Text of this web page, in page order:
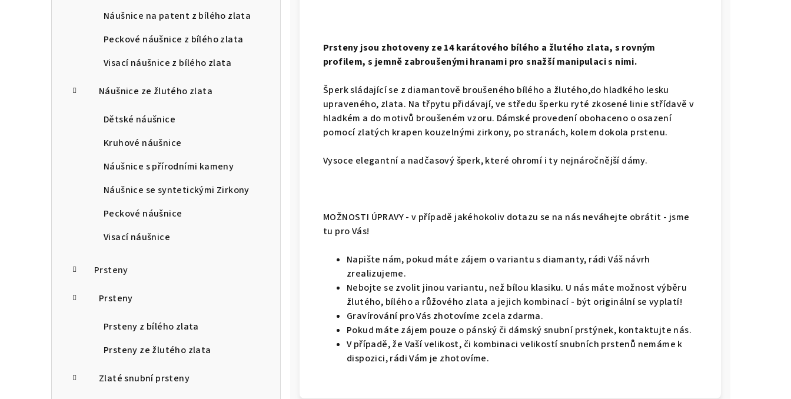
Náušnice na patent z bílého zlata
Peckové náušnice z bílého zlata
Visací náušnice z bílého zlata
Náušnice ze žlutého zlata
Dětské náušnice
Kruhové náušnice
Náušnice s přírodními kameny
Náušnice se syntetickými Zirkony
Peckové náušnice
Visací náušnice
Prsteny
Prsteny
Prsteny z bílého zlata
Prsteny ze žlutého zlata
Zlaté snubní prsteny
Prsteny jsou zhotoveny ze 14 karátového bílého a žlutého zlata, s rovným
profilem, s jemně zabroušenými hranami pro snažší manipulaci s nimi.
Šperk sládající se z diamantově broušeného bílého a žlutého,do hladkého lesku
upraveného, zlata. Na třpytu přidávají, ve středu šperku ryté zkosené linie střídavě v
hladkém a do motivů broušeném vzoru. Dámské provedení obohaceno o osazení
pomocí zlatých krapen kouzelnými zirkony, po stranách, kolem dokola prstenu.
Vysoce elegantní a nadčasový šperk, které ohromí i ty nejnáročnější dámy.
MOŽNOSTI ÚPRAVY - v případě jakéhokoliv dotazu se na nás neváhejte obrátit - jsme
tu pro Vás!
Napište nám, pokud máte zájem o variantu s diamanty, rádi Váš návrh
zrealizujeme.
Nebojte se zvolit jinou variantu, než bílou klasiku. U nás máte možnost výběru
žlutého, bílého a růžového zlata a jejich kombinací - být originální se vyplatí!
Gravírování pro Vás zhotovíme zcela zdarma.
Pokud máte zájem pouze o pánský či dámský snubní prstýnek, kontaktujte nás.
V případě, že Vaší velikost, či kombinaci velikostí snubních prstenů nemáme k
dispozici, rádi Vám je zhotovíme.